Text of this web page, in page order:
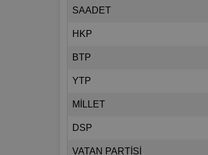
SAADET
HKP
BTP
YTP
MİLLET
DSP
VATAN PARTİSİ